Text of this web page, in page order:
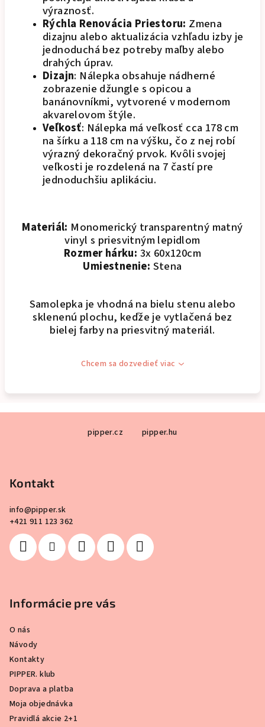
výraznosť.
Rýchla Renovácia Priestoru: Zmena
dizajnu alebo aktualizácia vzhľadu izby je
jednoduchá bez potreby maľby alebo
drahých úprav.
Dizajn: Nálepka obsahuje nádherné
zobrazenie džungle s opicou a
banánovníkmi, vytvorené v modernom
akvarelovom štýle.
Veľkosť: Nálepka má veľkosť cca 178 cm
na šírku a 118 cm na výšku, čo z nej robí
výrazný dekoračný prvok. Kvôli svojej
veľkosti je rozdelená na 7 častí pre
jednoduchšiu aplikáciu.
Materiál: Monomerický transparentný matný
vinyl s priesvitným lepidlom
Rozmer hárku: 3x 60x120cm
Umiestnenie: Stena
Samolepka je vhodná na bielu stenu alebo
sklenenú plochu, keďže je vytlačená bez
bielej farby na priesvitný materiál.
Chcem sa dozvedieť viac
pipper.cz pipper.hu
Kontakt
info@pipper.sk
+421 911 123 362
Informácie pre vás
O nás
Návody
Kontakty
PIPPER. klub
Doprava a platba
Moja objednávka
Pravidlá akcie 2+1